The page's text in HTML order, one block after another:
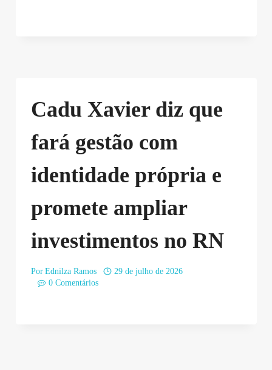
Cadu Xavier diz que
fará gestão com
identidade própria e
promete ampliar
investimentos no RN
Por Ednilza Ramos
29 de julho de 2026
0 Comentários